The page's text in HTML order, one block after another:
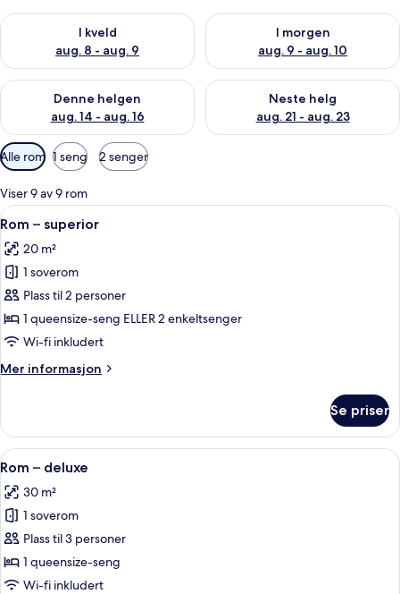
I kveld
aug. 8 - aug. 9
Sjekk tilgjengelighet for i kveld, aug. 8 - aug. 9
I morgen
aug. 9 - aug. 10
Sjekk tilgjengelighet for i
Denne helgen
aug. 14 - aug. 16
Sjekk tilgjengelighet for denne helgen, aug. 14 - aug. 16
Neste helg
aug. 21 - aug. 23
Sjekk tilgjengelighet for
Tilgjengelige
filtre
for
rom
Alle rom 1 seng 2 senger
Viser 9 av 9 rom
Åpne
alle
bildene
av
Rom
–
superior
Rom – superior | Italienske Frette-
8
Rom – superior
20 m²
1 soverom
Plass til 2 personer
1 queensize-seng ELLER 2 enkeltsenger
Wi-fi inkludert
Mer informasjon
Mer
–
superior
Se priser
Åpne
alle
bildene
av
Rom
–
deluxe
Rom – deluxe | Italienske Frette-
6
Rom – deluxe
30 m²
1 soverom
Plass til 3 personer
1 queensize-seng
Wi-fi inkludert